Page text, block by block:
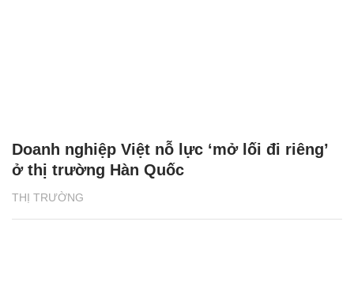
THỊ TRƯỜNG
Doanh nghiệp Việt nỗ lực ‘mở lối đi riêng’
ở thị trường Hàn Quốc